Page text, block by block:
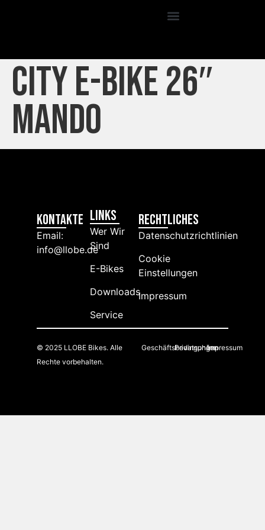
City E-Bike 26″
Mando
Kontakte
Email:
info@llobe.de
Links
Wer Wir
Sind
E-Bikes
Downloads
Service
RECHTLICHES
Datenschutzrichtlinien
Cookie
Einstellungen
Impressum
© 2025 LLOBE Bikes. Alle
Rechte vorbehalten.
Geschäftsbedingungen
PrivatsphäreImpressum